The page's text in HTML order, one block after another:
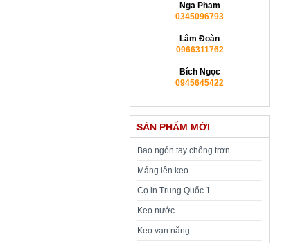
Nga Pham
0345096793
Lâm Đoàn
0966311762
Bích Ngọc
0945645422
SẢN PHẨM MỚI
Bao ngón tay chống trơn
Máng lên keo
Cọ in Trung Quốc 1
Keo nước
Keo vạn năng